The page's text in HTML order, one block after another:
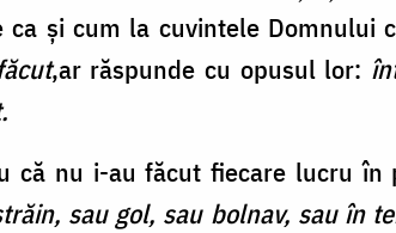
ca și cum la cuvintele Domnului
,ar răspunde cu opusul lor:
că nu i-au făcut fiecare lucru în
sau gol, sau bolnav, sau în